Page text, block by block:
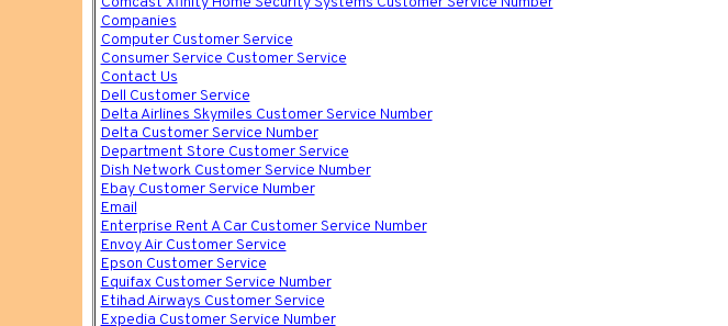
Companies
Computer Customer Service
Consumer Service Customer Service
Contact Us
Dell Customer Service
Delta Airlines Skymiles Customer Service Number
Delta Customer Service Number
Department Store Customer Service
Dish Network Customer Service Number
Ebay Customer Service Number
Email
Enterprise Rent A Car Customer Service Number
Envoy Air Customer Service
Epson Customer Service
Equifax Customer Service Number
Etihad Airways Customer Service
Expedia Customer Service Number